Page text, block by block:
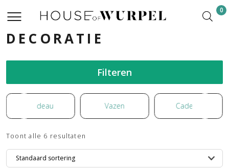
0
DECORATIE
Filteren
Cadeau Vazen Cadeau
Toont alle 6 resultaten